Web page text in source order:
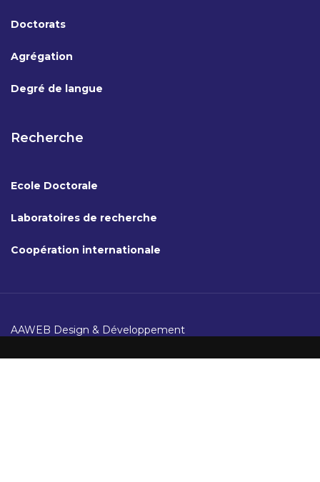
Doctorats
Agrégation
Degré de langue
Recherche
Ecole Doctorale
Laboratoires de recherche
Coopération internationale
AAWEB Design & Développement